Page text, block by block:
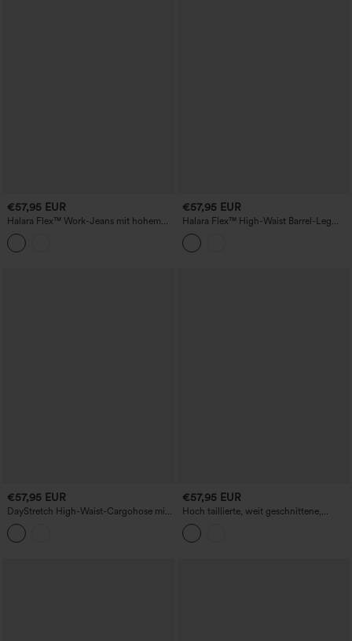
€57,95 EUR
Halara Flex™ Work-Jeans mit hohem
Bund, geradem Bein und Taschen.
€57,95 EUR
Halara Flex™ High-Waist Barrel-Leg
Casual-Jeans mit Taschen
€57,95 EUR
DayStretch High-Waist-Cargohose mit
hoher Taille, formendem Push-up-Effekt
und Taschen
€57,95 EUR
Hoch taillierte, weit geschnittene,
fleecegefütterte, lässige PU-Lederhose
mit Taschen